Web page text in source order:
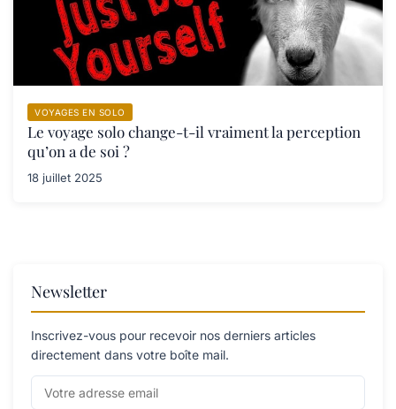
VOYAGES EN SOLO
Le voyage solo change-t-il vraiment la perception
qu’on a de soi ?
18 juillet 2025
Newsletter
Inscrivez-vous pour recevoir nos derniers articles
directement dans votre boîte mail.